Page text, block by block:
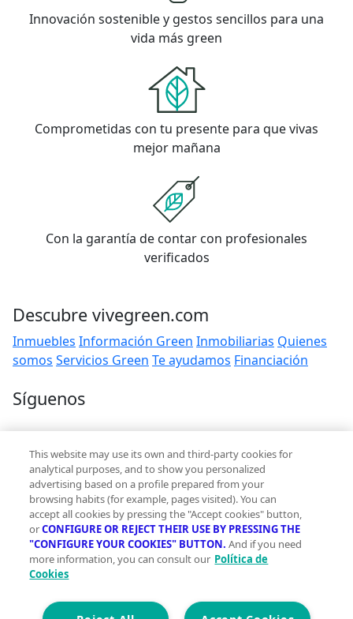
Innovación sostenible y gestos sencillos para una
vida más green
Comprometidas con tu presente para que vivas
mejor mañana
Con la garantía de contar con profesionales
verificados
Descubre vivegreen.com
Inmuebles Información Green Inmobiliarias Quienes
somos Servicios Green Te ayudamos Financiación
Síguenos
Contacto
hola@vivegreen.com
Aviso Legal
Condiciones de uso
Politica de privacidad
This website may use its own and third-party cookies for
analytical purposes, and to show you personalized
advertising based on a profile prepared from your
browsing habits (for example, pages visited). You can
accept all cookies by pressing the "Accept cookies" button,
orCONFIGURE OR REJECT THEIR USE BY PRESSING THE
"CONFIGURE YOUR COOKIES" BUTTON. And if you need
more information, you can consult our Política de
Cookies